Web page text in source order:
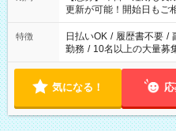
更新が可能！開始日もご
特徴 日払いOK / 履歴書不要 /
勤務 / 10名以上の大量募
気になる！